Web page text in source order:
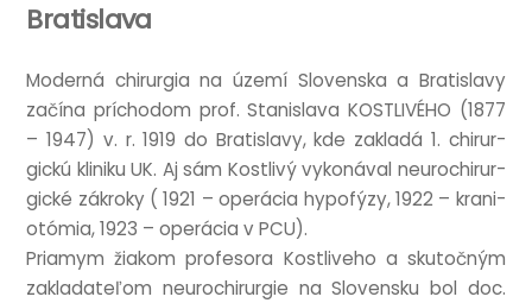
Bratislava
Mod­erná chirur­gia na území Slov­enska a Brat­is­lavy
začína prícho­dom prof. Stan­islava KOSTLIVÉHO (1877
– 1947) v. r. 1919 do Brat­is­lavy, kde zak­ladá 1. chirur­
gickú kliniku UK. Aj sám Kost­livý vykonáv­al neurochirur­
gické zák­roky ( 1921 – oper­á­cia hypo­fýzy, 1922 – krani­
otómia, 1923 – oper­á­cia v PCU).
Pri­amym žiakom pro­fe­sora Kost­live­ho a skutočným
zak­lad­ateľom neurochirur­gie na Slov­ensku bol doc.